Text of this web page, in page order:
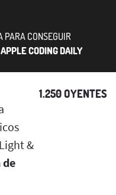
PARA CONSEGUIR
APPLE CODING DAILY
1.250 OYENTES
&
de